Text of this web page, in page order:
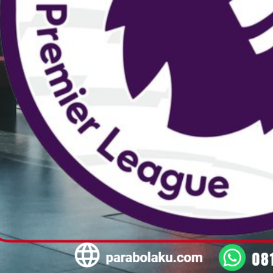
berkesan,
(5/5)
Heriyanto
Sangan puas dengan pelayanan
adminnya
TAPANULI
Isi Paket Transvision
di Skymedia